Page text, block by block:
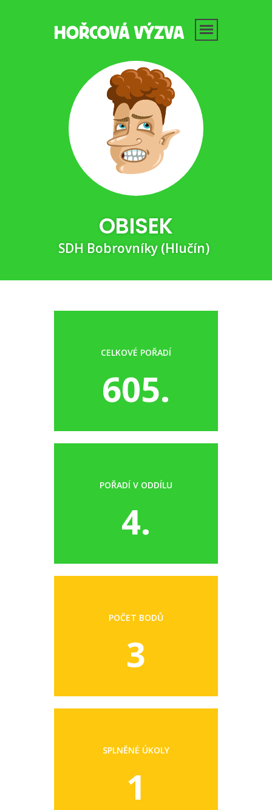
OBISEK
SDH Bobrovníky (Hlučín)
CELKOVÉ POŘADÍ
605.
POŘADÍ V ODDÍLU
4.
POČET BODŮ
3
SPLNĚNÉ ÚKOLY
1